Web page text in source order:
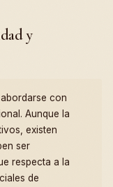
y
con
Aunque la
existen
ser
respecta a la
de